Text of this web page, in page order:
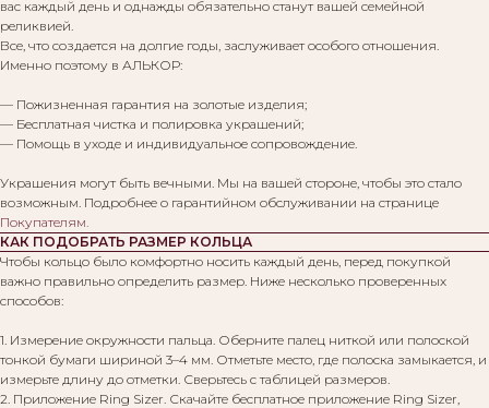
вас каждый день и однажды обязательно станут вашей семейной
реликвией.
Все, что создается на долгие годы, заслуживает особого отношения.
Именно поэтому в АЛЬКОР:
— Пожизненная гарантия на золотые изделия;
— Бесплатная чистка и полировка украшений;
— Помощь в уходе и индивидуальное сопровождение.
Украшения могут быть вечными. Мы на вашей стороне, чтобы это стало
возможным. Подробнее о гарантийном обслуживании на странице
Покупателям
КАК ПОДОБРАТЬ РАЗМЕР КОЛЬЦА
Чтобы кольцо было комфортно носить каждый день, перед покупкой
важно правильно определить размер. Ниже несколько проверенных
способов:
1. Измерение окружности пальца. Оберните палец ниткой или полоской
тонкой бумаги шириной 3–4 мм. Отметьте место, где полоска замыкается, и
измерьте длину до отметки. Сверьтесь с таблицей размеров.
2. Приложение Ring Sizer. Скачайте бесплатное приложение Ring Sizer,